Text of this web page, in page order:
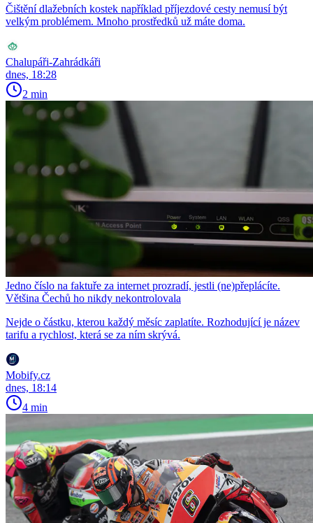
Čištění dlažebních kostek například příjezdové cesty nemusí být
velkým problémem. Mnoho prostředků už máte doma.
Chalupáři-Zahrádkáři
dnes, 18:28
2 min
Jedno číslo na faktuře za internet prozradí, jestli (ne)přeplácíte.
Většina Čechů ho nikdy nekontrolovala
Nejde o částku, kterou každý měsíc zaplatíte. Rozhodující je název
tarifu a rychlost, která se za ním skrývá.
Mobify.cz
dnes, 18:14
4 min